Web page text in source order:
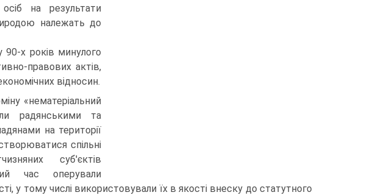
на ре­зультати
належать до
90-х ро­ків минулого
правових актів,
відносин.
«не­матеріальний
радянськими та
на території
спільні
суб'єктів
час оперували
у тому числі використову­вали їх в якості внеску до статутного